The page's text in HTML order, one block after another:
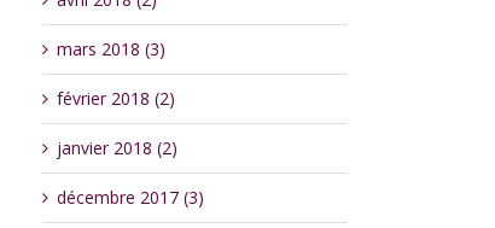
mars 2018 (3)
février 2018 (2)
janvier 2018 (2)
décembre 2017 (3)